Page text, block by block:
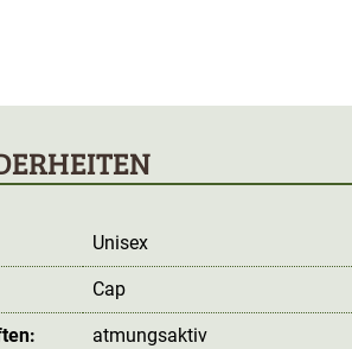
Unisex
Cap
atmungsaktiv